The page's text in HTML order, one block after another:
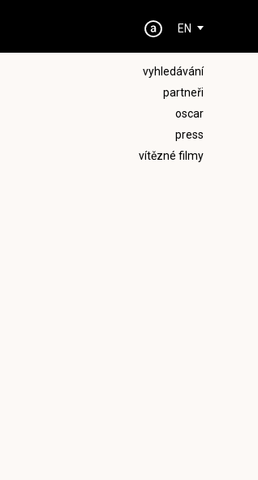
EN
vyhledávání
partneři
oscar
press
vítězné filmy